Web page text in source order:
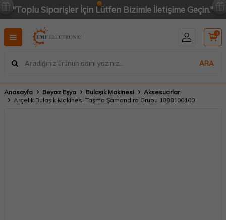
"Toplu Siparişler İçin Lütfen Bizimle İletişime Geçin."
ARA
0
Anasayfa Beyaz Eşya Bulaşık Makinesi
Aksesuarlar
Arçelik Bulaşık Makinesi Taşma Şamandıra Grubu 1888100100